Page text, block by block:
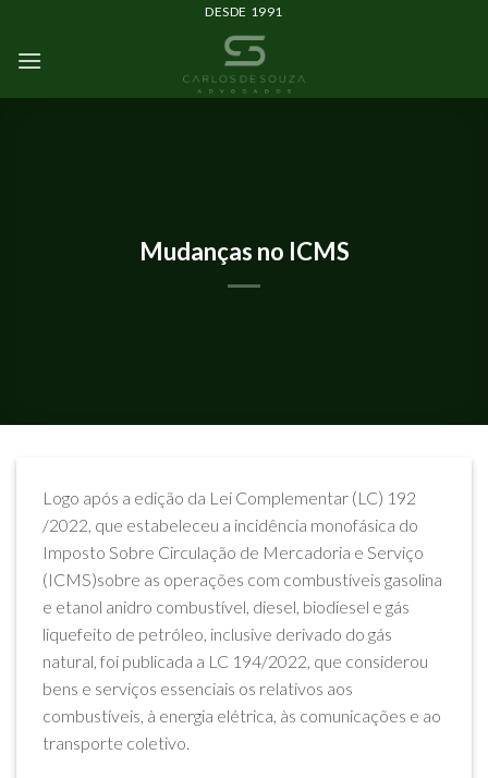
DESDE 1991
Mudanças no ICMS
Logo após a edição da Lei Complementar (LC) 192
/2022, que estabeleceu a incidência monofásica do
Imposto Sobre Circulação de Mercadoria e Serviço
(ICMS)sobre as operações com combustíveis gasolina
e etanol anidro combustível, diesel, biodiesel e gás
liquefeito de petróleo, inclusive derivado do gás
natural, foi publicada a LC 194/2022, que considerou
bens e serviços essenciais os relativos aos
combustíveis, à energia elétrica, às comunicações e ao
transporte coletivo.